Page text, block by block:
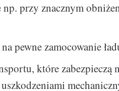
przy znacznym
pewne zamocowanie
które zabezpieczą